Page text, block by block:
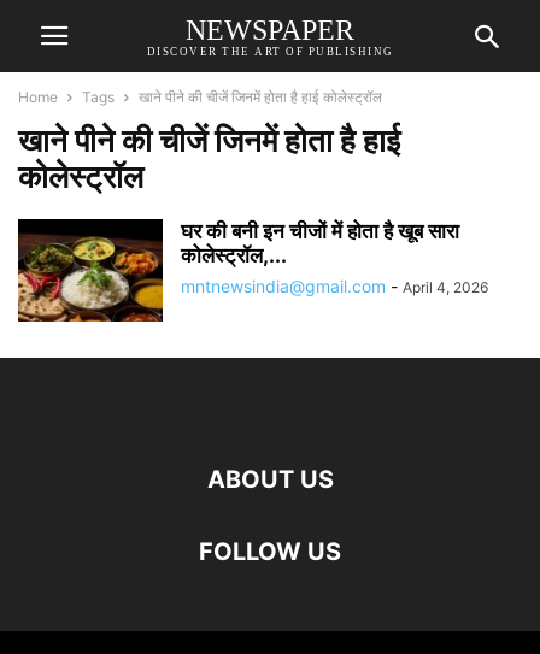
NEWSPAPER
DISCOVER THE ART OF PUBLISHING
Home Tags खाने पीने की चीजें जिनमें होता है हाई कोलेस्ट्रॉल
खाने पीने की चीजें जिनमें होता है हाई
कोलेस्ट्रॉल
घर की बनी इन चीजों में होता है खूब सारा
कोलेस्ट्रॉल,...
mntnewsindia@gmail.com - April 4, 2026
ABOUT US
FOLLOW US